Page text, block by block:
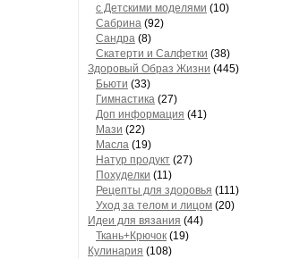
с Детскими моделями (10)
Сабрина (92)
Сандра (8)
Скатерти и Салфетки (38)
Здоровый Образ Жизни (445)
Бьюти (33)
Гимнастика (27)
Доп информация (41)
Мази (22)
Масла (19)
Натур продукт (27)
Похуделки (11)
Рецепты для здоровья (111)
Уход за телом и лицом (20)
Идеи для вязания (44)
Ткань+Крючок (19)
Кулинария (108)